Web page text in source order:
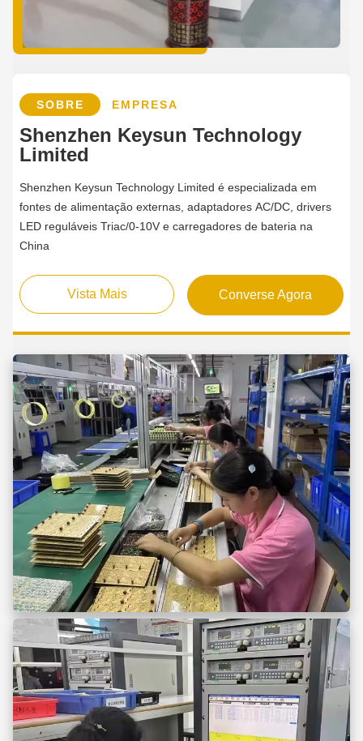
SOBRE EMPRESA
Shenzhen Keysun Technology
Limited
Shenzhen Keysun Technology Limited é especializada em
fontes de alimentação externas, adaptadores AC/DC, drivers
LED reguláveis Triac/0-10V e carregadores de bateria na
China
Vista Mais Converse Agora